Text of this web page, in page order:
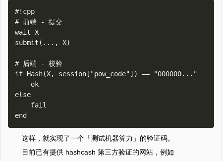
#!cpp
# 前端 - 提交
wait X
submit(..., X)
# 后端 - 校验
if Hash(X, session["pow_code"]) == "000000..."
else
这样，就实现了一个「测试机器算力」的验证码。
目前已有提供 hashcash 第三方验证的网站，例如